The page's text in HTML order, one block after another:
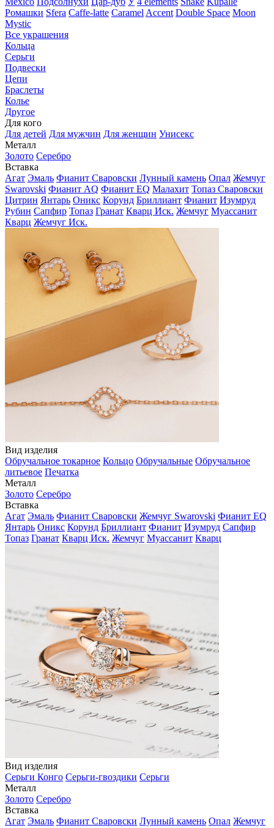
Ромашки Sfera Caffe-latte Caramel Accent Double Space Moon
Mystic
Все украшения
Кольца
Серьги
Подвески
Цепи
Браслеты
Колье
Другое
Для кого
Для детей Для мужчин Для женщин Унисекс
Металл
Золото Серебро
Вставка
Агат Эмаль Фианит Сваровски Лунный камень Опал Жемчуг
Swarovski Фианит AQ Фианит EQ Малахит Топаз Сваровски
Цитрин Янтарь Оникс Корунд Бриллиант Фианит Изумруд
Рубин Сапфир Топаз Гранат Кварц Иск. Жемчуг Муассанит
Кварц Жемчуг Иск.
Вид изделия
Обручальное токарное Кольцо Обручальные Обручальное
литьевое Печатка
Металл
Золото Серебро
Вставка
Агат Эмаль Фианит Сваровски Жемчуг Swarovski Фианит EQ
Янтарь Оникс Корунд Бриллиант Фианит Изумруд Сапфир
Топаз Гранат Кварц Иск. Жемчуг Муассанит Кварц
Вид изделия
Серьги Конго Серьги-гвоздики Серьги
Металл
Золото Серебро
Вставка
Агат Эмаль Фианит Сваровски Лунный камень Опал Жемчуг